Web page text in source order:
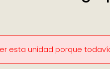
esta unidad porque